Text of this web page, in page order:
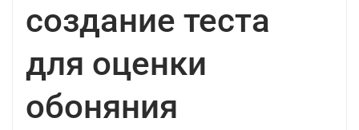
создание теста
для оценки
обоняния